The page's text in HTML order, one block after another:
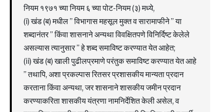
नियम १९७१ च्या नियम ६ च्या पोट-नियम (३) मध्ये,
(i) खंड (ब) मधील ” विभागास महसूल मुक्त व सारामाफीने ” या
शब्दानंतर ” किंवा शासनाने अन्यथा विवक्षितपणे विनिर्दिष्ट केलेले
असल्यास त्यानुसार ” हे शब्द समाविष्ट करण्यात येत आहेत;
(ii) खंड (ब) खाली पुढीलप्रमाणे परंतुक समाविष्ट करण्यात येत आहे
” तथापि, अशा प्रकल्पास रितसर प्रशासकीय मान्यता प्रदान
करताना किंवा अन्यथा, जर शासनाने शासकीय जमीन प्रदान
करण्याकरिता शासकीय यंत्रणा नामनिर्देशित केली असेल, व